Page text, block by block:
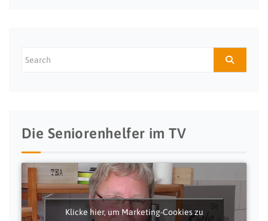
Die Seniorenhelfer im TV
Klicke hier, um Marketing-Cookies zu